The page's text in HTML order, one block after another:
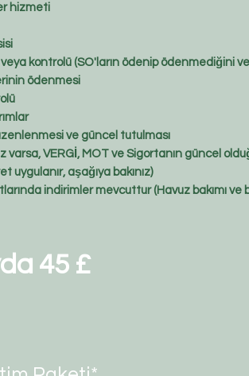
hizmeti
kontrolü (SO'ların ödenip ödenmediğini
ödenmesi
ve güncel tutulması
varsa, VERGİ, MOT ve Sigortanın güncel
uygulanır, aşağıya bakınız)
indirimler mevcuttur (Havuz bakımı ve
45 £